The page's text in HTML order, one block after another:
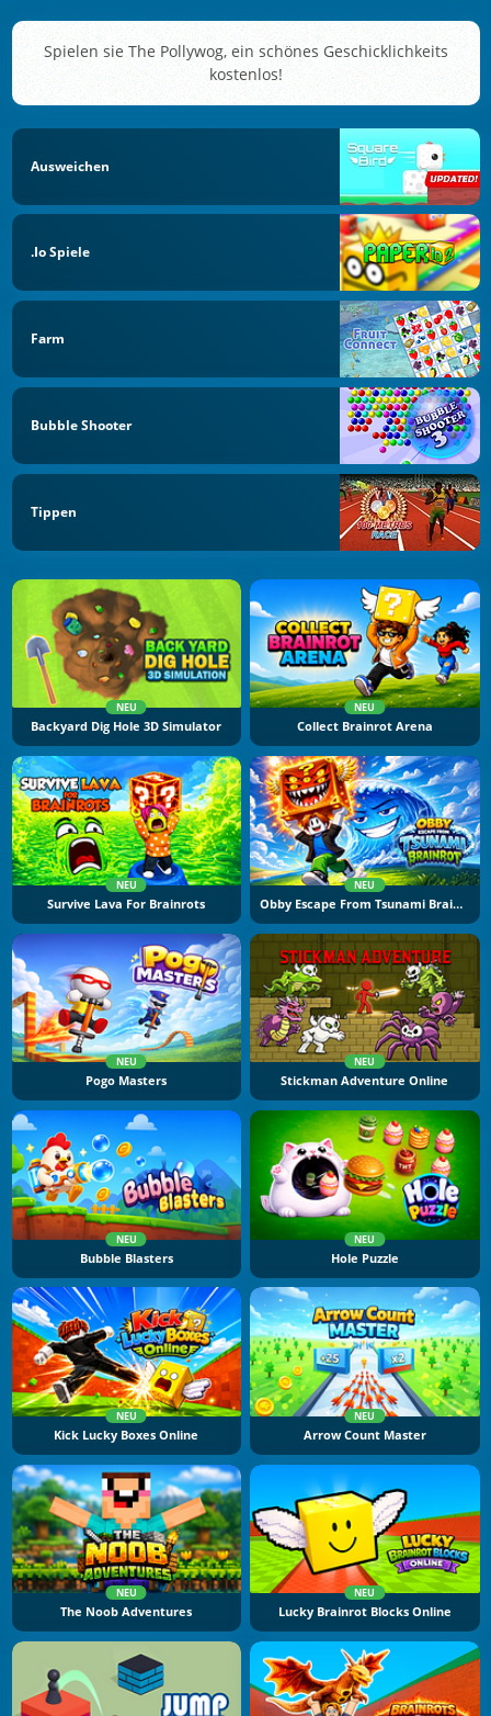
Spielen sie The Pollywog, ein schönes Geschicklichkeits
kostenlos!
Ausweichen
.io Spiele
Farm
Bubble Shooter
Tippen
NEU
Backyard Dig Hole 3D Simulator
NEU
Collect Brainrot Arena
NEU
Survive Lava For Brainrots
NEU
Obby Escape From Tsunami Brainrot
NEU
Pogo Masters
NEU
Stickman Adventure Online
NEU
Bubble Blasters
NEU
Hole Puzzle
NEU
Kick Lucky Boxes Online
NEU
Arrow Count Master
NEU
The Noob Adventures
NEU
Lucky Brainrot Blocks Online